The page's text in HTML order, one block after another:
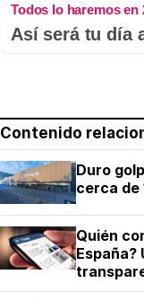
Todos lo haremos en
Así será tu día
Contenido
Duro
cerca de
Quién